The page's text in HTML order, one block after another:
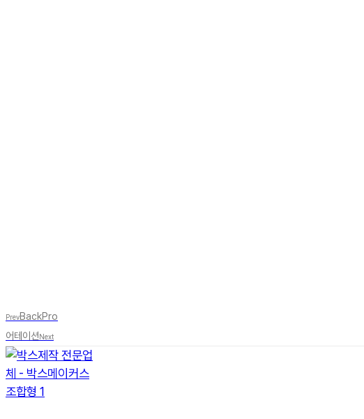
PrevBackPro
어테이션Next